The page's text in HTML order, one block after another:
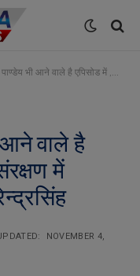
है एपिसोड में , विधायक के संरक्षण में भ्रष्टाचारी पल रहे है : वीरेन्द्रसिंह
आने वाले है
में
NOVEMBER 4,